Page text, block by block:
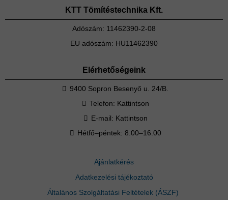
KTT Tömítéstechnika Kft.
Adószám: 11462390-2-08
EU adószám: HU11462390
Elérhetőségeink
9400 Sopron Besenyő u. 24/B.
Telefon: Kattintson
E-mail: Kattintson
Hétfő–péntek: 8.00–16.00
Ajánlatkérés
Adatkezelési tájékoztató
Általános Szolgáltatási Feltételek (ÁSZF)